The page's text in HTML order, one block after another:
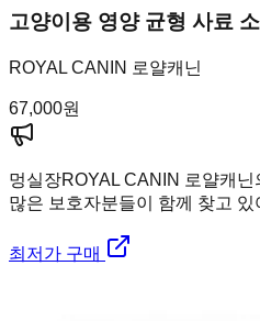
고양이용 영양 균형 사료
ROYAL CANIN 로얄캐닌
67,000원
멍실장ROYAL CANIN 로얄캐
많은 보호자분들이 함께 찾고 있
최저가 구매